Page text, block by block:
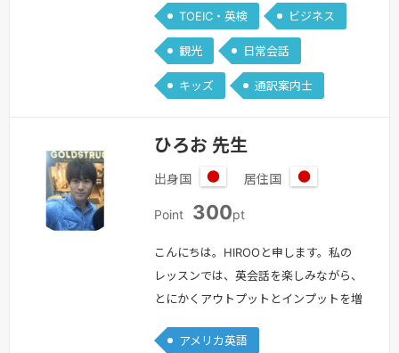
回学びがあるように、新しく理解出来る
ことがあるように心がけたいと思ってい
ます。そして何より生徒様に達成感…
続きを見る »
TOEIC・英検 ビジネス
観光 日常会話
キッズ 通訳案内士
ひろお 先生
出身国
本
居住国
Point 300pt
こんにちは。HIROOと申します。私の
レッスンでは、英会話を楽しみながら、
とにかくアウトプットとインプットを増
を習って以来、英語の勉強はしていな
アメリカ英語